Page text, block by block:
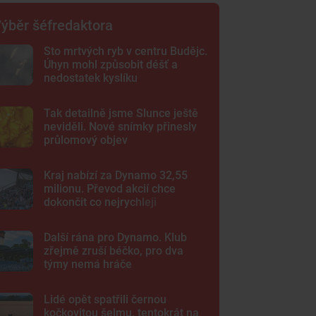
šéfredaktora
Sto mrtvých ryb v centru Budějc.
Úhyn mohl způsobit déšť a
nedostatek kyslíku
Tak detailně jsme Slunce ještě
neviděli. Nové snímky přinesly
průlomový objev
Kraj nabízí za Dynamo 32,55
milionu. Převod akcií chce
dokončit co nejrychleji
Další rána pro Dynamo. Klub
zřejmě zruší béčko, pro dva
týmy nemá hráče
Lidé opět spatřili černou
kočkovitou šelmu, tentokrát na